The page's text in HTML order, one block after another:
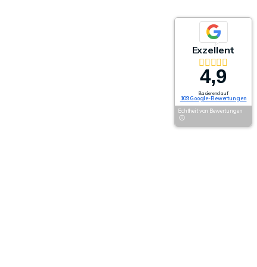
Exzellent
4,9
Basierend auf
109 Google-Bewertungen
Echtheit von Bewertungen